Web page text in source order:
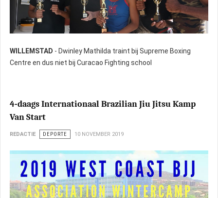
WILLEMSTAD - Dwinley Mathilda traint bij Supreme Boxing
Centre en dus niet bij Curacao Fighting school
4-daags Internationaal Brazilian Jiu Jitsu Kamp
Van Start
REDACTIE DEPORTE 10 NOVEMBER 2019